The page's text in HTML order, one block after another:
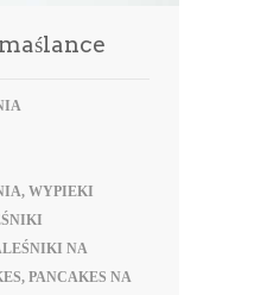
, WYPIEKI
NA
, PANCAKES NA